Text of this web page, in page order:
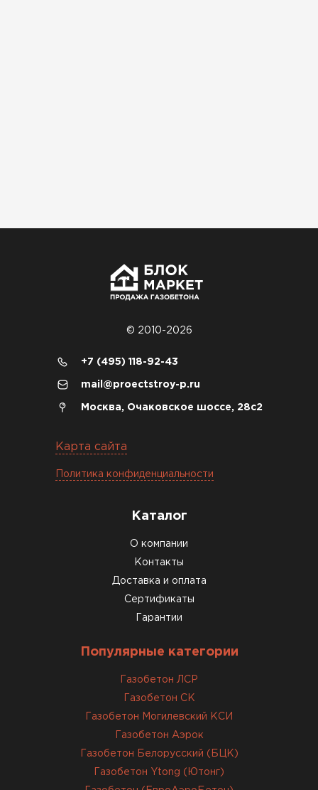
объекте всё проверили брак не обнаружили
Денис Соловьёв
Брали под частный дом. Консультация по делу,
без навязывания. Доставку согласовали под
характеристикам. Строители довольны,
Константин Рябов
Завершали стройку зимой. Блоки пришли в
задачей справились
ОСТАВИТЬ ОТЗЫВ
© 2010-2026
+7 (495) 118-92-43
mail@proectstroy-p.ru
Москва, Очаковское шоссе, 28с2
Карта сайта
Политика конфиденциальности
Каталог
О компании
Контакты
Доставка и оплата
Сертификаты
Гарантии
Популярные категории
Газобетон ЛСР
Газобетон СК
Газобетон Могилевский КСИ
Газобетон Аэрок
Газобетон Белорусский (БЦК)
Газобетон Ytong (Ютонг)